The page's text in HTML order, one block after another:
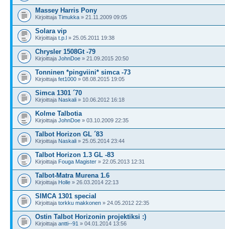
Massey Harris Pony
Kirjoittaja Timukka » 21.11.2009 09:05
Solara vip
Kirjoittaja t.p.l » 25.05.2011 19:38
Chrysler 1508Gt -79
Kirjoittaja JohnDoe » 21.09.2015 20:50
Tonninen *pingviini* simca -73
Kirjoittaja fet1000 » 08.08.2015 19:05
Simca 1301 ´70
Kirjoittaja Naskali » 10.06.2012 16:18
Kolme Talbotia
Kirjoittaja JohnDoe » 03.10.2009 22:35
Talbot Horizon GL ´83
Kirjoittaja Naskali » 25.05.2014 23:44
Talbot Horizon 1.3 GL -83
Kirjoittaja Fouga Magister » 22.05.2013 12:31
Talbot-Matra Murena 1.6
Kirjoittaja Holle » 26.03.2014 22:13
SIMCA 1301 special
Kirjoittaja torkku makkonen » 24.05.2012 22:35
Ostin Talbot Horizonin projektiksi :)
Kirjoittaja antti--91 » 04.01.2014 13:56